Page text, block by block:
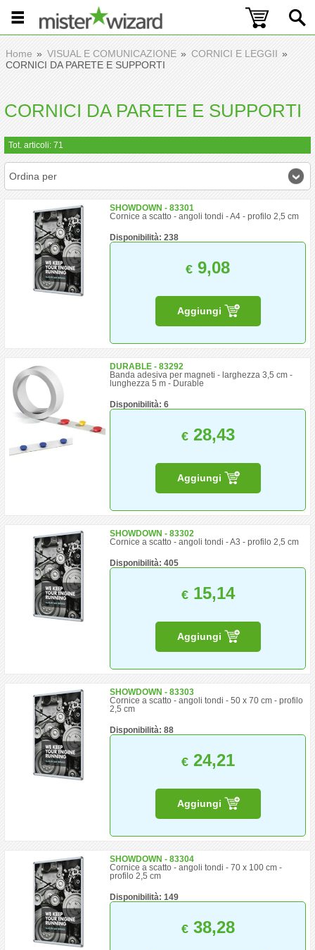
Home VISUAL E COMUNICAZIONE
CORNICI E LEGGII
CORNICI DA PARETE E SUPPORTI
CORNICI DA PARETE E SUPPORTI
Tot. articoli: 71
Ordina per
SHOWDOWN - 83301
Cornice a scatto - angoli tondi - A4 - profilo 2,5 cm
Disponibilità: 238
€ 9,08
Aggiungi
DURABLE - 83292
Banda adesiva per magneti - larghezza 3,5 cm -
lunghezza 5 m - Durable
Disponibilità: 6
€28,43
Aggiungi
SHOWDOWN - 83302
Cornice a scatto - angoli tondi - A3 - profilo 2,5 cm
Disponibilità: 405
€15,14
Aggiungi
SHOWDOWN - 83303
Cornice a scatto - angoli tondi - 50 x 70 cm - profilo
2,5 cm
Disponibilità: 88
€24,21
Aggiungi
SHOWDOWN - 83304
Cornice a scatto - angoli tondi - 70 x 100 cm -
profilo 2,5 cm
Disponibilità: 149
€38,28